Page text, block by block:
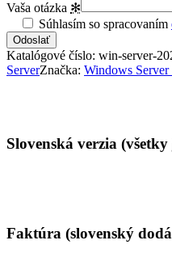
Vaša otázka ✻
Súhlasím so spracovaním
Katalógové číslo: win-server-
ServerZnačka: Windows Server
Slovenská verzia
Faktúra (slovenský